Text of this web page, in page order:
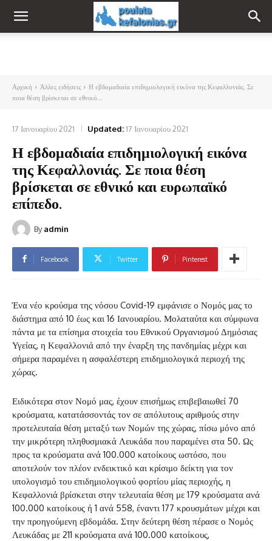
Αρχική Άλλες ειδήσεις
Η εβδομαδιαία επιδημιολογική εικόνα της Κεφαλλονιάς. Σε
ποια θέση βρίσκεται σε εθνικό...
17 Ιανουαρίου 2021 Updated:17 Ιανουαρίου 2021
Η εβδομαδιαία επιδημιολογική εικόνα
της Κεφαλλονιάς. Σε ποια θέση
βρίσκεται σε εθνικό και ευρωπαϊκό
επίπεδο.
By admin
Facebook Twitter Pinterest
Ένα νέο κρούσμα της νόσου Covid-19 εμφάνισε ο Νομός μας το
διάστημα από 10 έως και 16 Ιανουαρίου. Μολαταύτα και σύμφωνα
πάντα με τα επίσημα στοιχεία του Εθνικού Οργανισμού Δημόσιας
Υγείας, η Κεφαλλονιά από την έναρξη της πανδημίας μέχρι και
σήμερα παραμένει η ασφαλέστερη επιδημιολογικά περιοχή της
χώρας.
Ειδικότερα στον Νομό μας, έχουν επισήμως επιβεβαιωθεί 70
κρούσματα, κατατάσσοντάς τον σε απόλυτους αριθμούς στην
προτελευταία θέση μεταξύ των Νομών της χώρας, πίσω μόνο από
την μικρότερη πληθυσμιακά Λευκάδα που παραμένει στα 50. Ως
προς τα κρούσματα ανά 100.000 κατοίκους ωστόσο, που
αποτελούν τον πλέον ενδεικτικό και κρίσιμο δείκτη για τον
υπολογισμό του επιδημιολογικού φορτίου μίας περιοχής, η
Κεφαλλονιά βρίσκεται στην τελευταία θέση με 179 κρούσματα ανά
100.000 κατοίκους ή 1 ανά 558, έναντι 177 κρουσμάτων μέχρι και
την προηγούμενη εβδομάδα. Στην δεύτερη θέση πέρασε ο Νομός
Λευκάδας με 211 κρούσματα ανά 100.000 κατοίκους,